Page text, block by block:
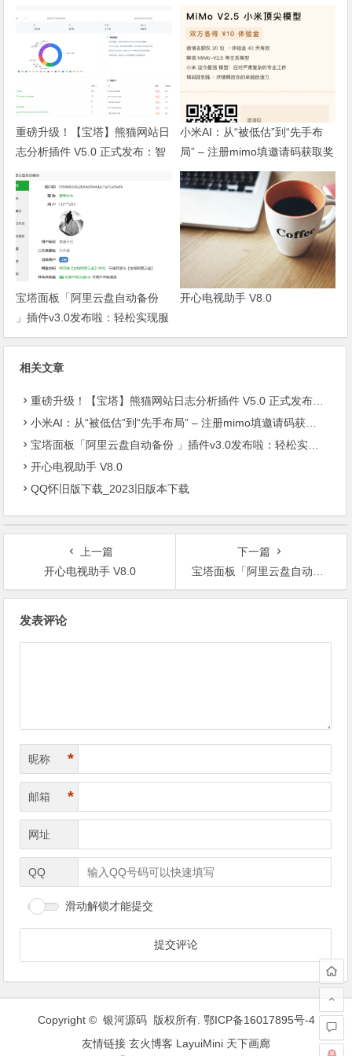
重磅升级！【宝塔】熊猫网站日
志分析插件 V5.0 正式发布：智
能体检+多维风控，运维效率全
面跃升
小米AI：从“被低估”到“先手布
局” – 注册mimo填邀请码获取奖
励, 赶紧的薅羊毛
宝塔面板「阿里云盘自动备份
」插件v3.0发布啦：轻松实现服
务器数据异地容灾
开心电视助手 V8.0
相关文章
重磅升级！【宝塔】熊猫网站日志分析插件 V5.0 正式发布：智能体检+多维风控，运维效率全面跃升
小米AI：从“被低估”到“先手布局” – 注册mimo填邀请码获取奖励, 赶紧的薅羊毛
宝塔面板「阿里云盘自动备份 」插件v3.0发布啦：轻松实现服务器数据异地容灾
开心电视助手 V8.0
QQ怀旧版下载_2023旧版本下载
上一篇
开心电视助手 V8.0
下一篇
宝塔面板「阿里云盘自动备份 」插件v3.0发布啦：轻松实现服务器数据异地容灾
发表评论
昵称 *
邮箱 *
网址
QQ
滑动解锁才能提交
Copyright © 银河源码 版权所有. 鄂ICP备16017895号-4
友情链接 玄火博客 LayuiMini 天下画廊